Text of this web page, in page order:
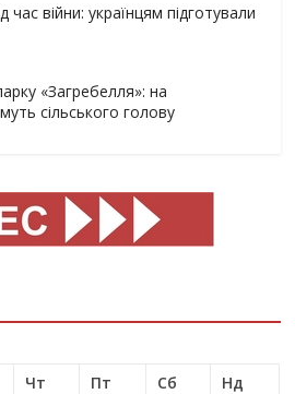
війни: українцям підготували
«Загребелля»: на
сільського голову
Чт Пт Сб
Нд